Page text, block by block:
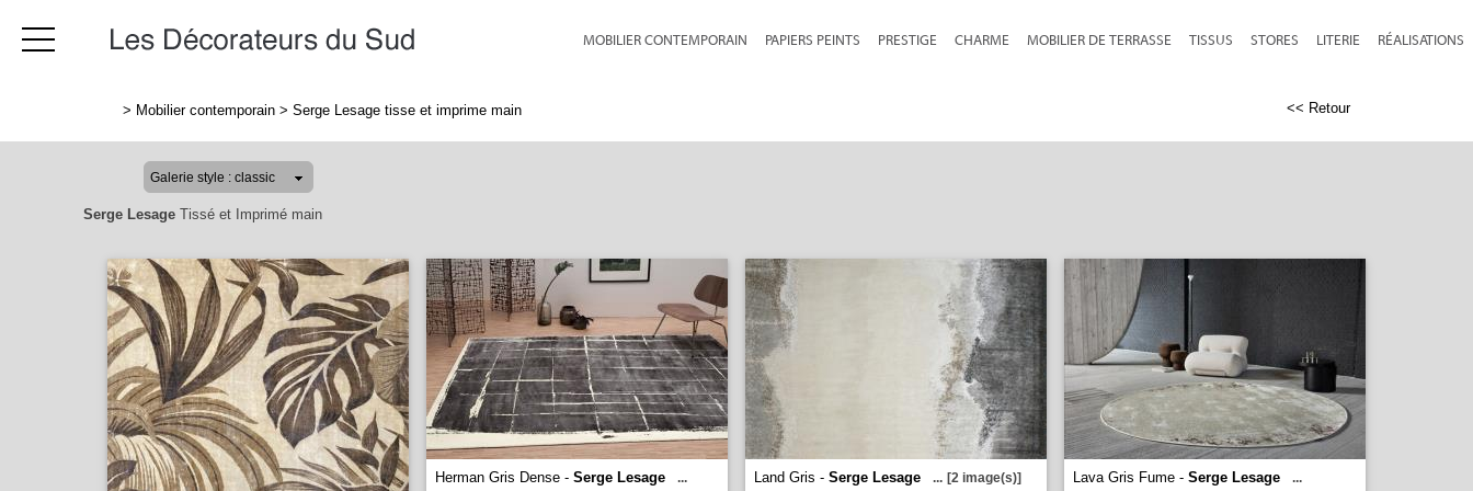
MOBILIER CONTEMPORAIN PAPIERS PEINTS PRESTIGE CHARME MOBILIER DE TERRASSE TISSUS STORES LITERIE RÉALISATIONS
> Mobilier contemporain > Serge Lesage tisse et imprime main << Retour
Serge Lesage Tissé et Imprimé main
Herman Gris Dense - Serge Lesage ... Land Gris - Serge Lesage ... [2 image(s)] Lava Gris Fume - Serge Lesage ...